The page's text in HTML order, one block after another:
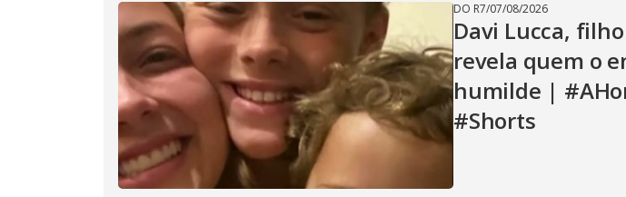
DO R7/07/08/2026
Davi Lucca,
revela quem o
humilde |
#Shorts